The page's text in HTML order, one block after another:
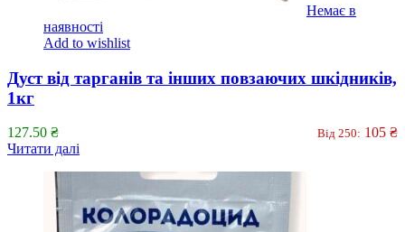
Немає в
наявності
Add to wishlist
Дуст від тарганів та інших повзаючих шкідників,
1кг
127.50 ₴ Від 250: 105 ₴
Читати далі